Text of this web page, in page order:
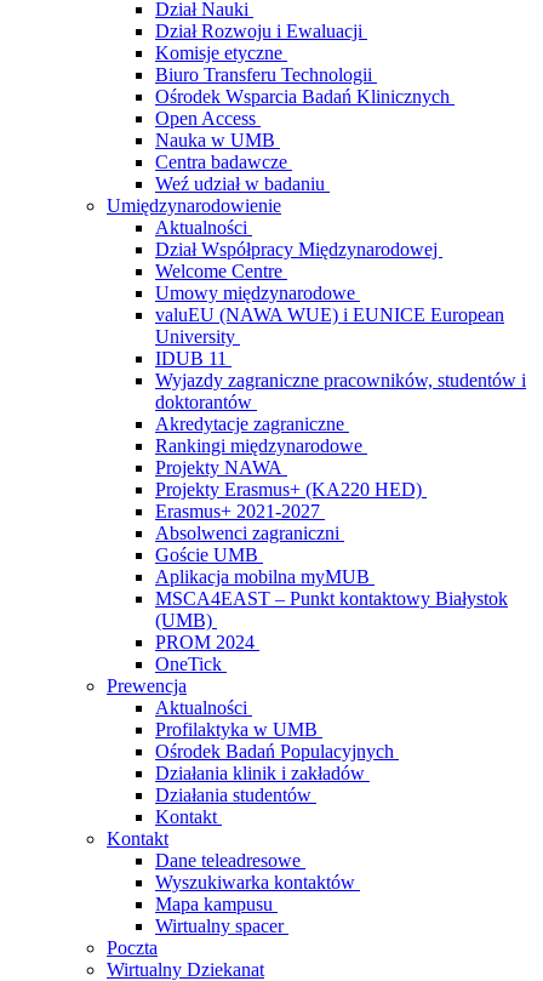
Dział Nauki
Dział Rozwoju i Ewaluacji
Komisje etyczne
Biuro Transferu Technologii
Ośrodek Wsparcia Badań Klinicznych
Open Access
Nauka w UMB
Centra badawcze
Weź udział w badaniu
Umiędzynarodowienie
Aktualności
Dział Współpracy Międzynarodowej
Welcome Centre
Umowy międzynarodowe
valuEU (NAWA WUE) i EUNICE European
University
IDUB 11
Wyjazdy zagraniczne pracowników, studentów i
doktorantów
Akredytacje zagraniczne
Rankingi międzynarodowe
Projekty NAWA
Projekty Erasmus+ (KA220 HED)
Erasmus+ 2021-2027
Absolwenci zagraniczni
Goście UMB
Aplikacja mobilna myMUB
MSCA4EAST – Punkt kontaktowy Białystok
(UMB)
PROM 2024
OneTick
Prewencja
Aktualności
Profilaktyka w UMB
Ośrodek Badań Populacyjnych
Działania klinik i zakładów
Działania studentów
Kontakt
Kontakt
Dane teleadresowe
Wyszukiwarka kontaktów
Mapa kampusu
Wirtualny spacer
Poczta
Wirtualny Dziekanat